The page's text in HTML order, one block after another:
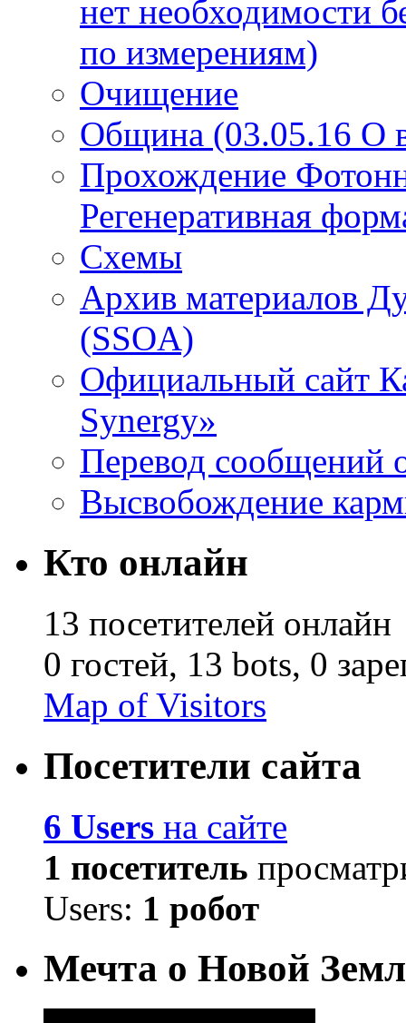
нет необходимости
по измерениям)
Очищение
Община (03.05.16 О
Прохождение
Регенеративная
Схемы
Архив материалов
(SSOA)
Официальный сайт
Synergy»
Перевод сообщений
Высвобождение
Кто онлайн
13 посетителей онлайн
0 гостей, 13 bots, 0
Map of Visitors
Посетители сайта
6 Users на сайте
1 посетитель
Users: 1 робот
Мечта о Новой